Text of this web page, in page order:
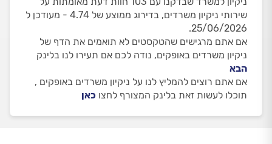
שירותי ניקיון משרדים, בדירוג ממוצע של 4.74 - מעודכן ל
25/06/2026.
אם אתם מרגישים שהטקסטים לא תואמים את הדף של
ניקיון משרדים באופקים, נודה לכם אם תעירו לנו בלינק
הבא
אם אתם רוצים להמליץ לנו על ניקיון משרדים באופקים ,
תוכלו לעשות זאת בלינק המצורף לחצו כאן